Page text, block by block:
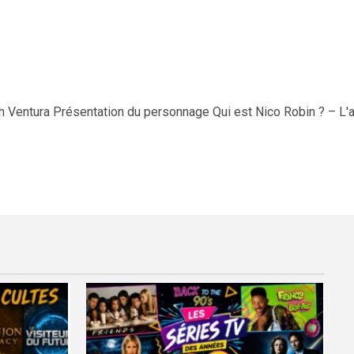
Ventura Présentation du personnage Qui est Nico Robin ? –